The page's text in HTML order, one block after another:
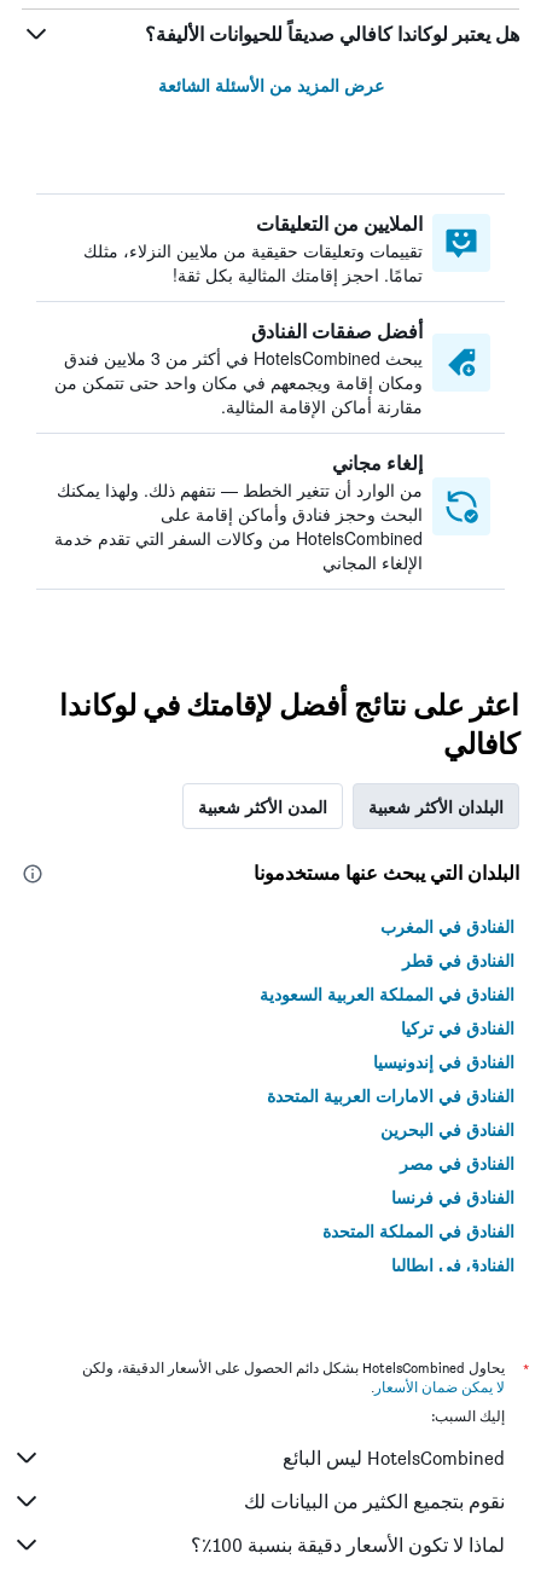
هل يعتبر لوكاندا كافالي صديقاً للحيوانات الأليفة؟
عرض المزيد من الأسئلة الشائعة
الملايين من التعليقات
تقييمات وتعليقات حقيقية من ملايين النزلاء، مثلك
تمامًا. احجز إقامتك المثالية بكل ثقة!
أفضل صفقات الفنادق
يبحث HotelsCombined في أكثر من 3 ملايين فندق
ومكان إقامة ويجمعهم في مكان واحد حتى تتمكن من
مقارنة أماكن الإقامة المثالية.
إلغاء مجاني
من الوارد أن تتغير الخطط — نتفهم ذلك. ولهذا يمكنك
البحث وحجز فنادق وأماكن إقامة على
HotelsCombined من وكالات السفر التي تقدم خدمة
الإلغاء المجاني
اعثر على نتائج أفضل لإقامتك في لوكاندا
كافالي
البلدان الأكثر شعبية المدن الأكثر شعبية
البلدان التي يبحث عنها مستخدمونا
الفنادق في المغرب
الفنادق في قطر
الفنادق في المملكة العربية السعودية
الفنادق في تركيا
الفنادق في إندونيسيا
الفنادق في الامارات العربية المتحدة
الفنادق في البحرين
الفنادق في مصر
الفنادق في فرنسا
الفنادق في المملكة المتحدة
الفنادق في إيطاليا
*
يحاول HotelsCombined بشكل دائم الحصول على الأسعار الدقيقة، ولكن
لا يمكن ضمان الأسعار .
إليك السبب:
HotelsCombined ليس البائع
نقوم بتجميع الكثير من البيانات لك
لماذا لا تكون الأسعار دقيقة بنسبة 100٪؟